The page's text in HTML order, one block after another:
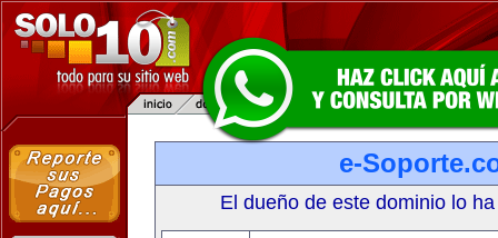
e-
El dueño de este dominio lo